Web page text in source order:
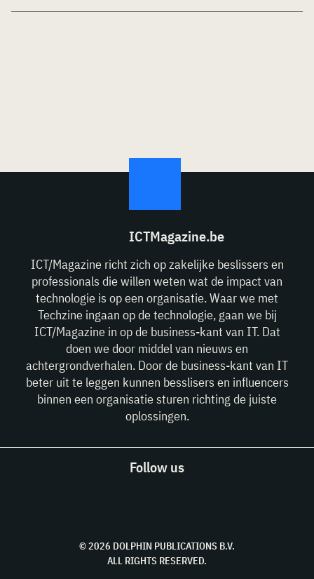
ICTMagazine.be
ICT/Magazine richt zich op zakelijke beslissers en
professionals die willen weten wat de impact van
technologie is op een organisatie. Waar we met
Techzine ingaan op de technologie, gaan we bij
ICT/Magazine in op de business-kant van IT. Dat
doen we door middel van nieuws en
achtergrondverhalen. Door de business-kant van IT
beter uit te leggen kunnen besslisers en influencers
binnen een organisatie sturen richting de juiste
oplossingen.
Follow us
© 2026 DOLPHIN PUBLICATIONS B.V.
ALL RIGHTS RESERVED.